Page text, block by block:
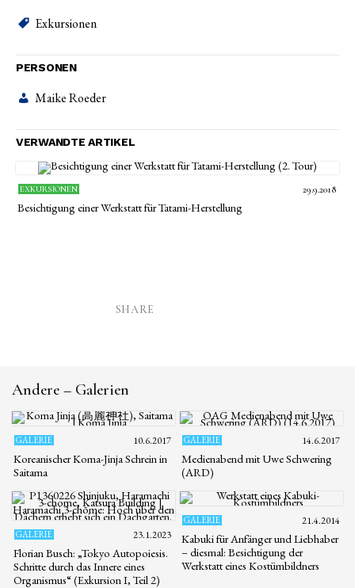
Exkursionen
PERSONEN
Maike Roeder
VERWANDTE ARTIKEL
EXKURSIONEN 29.9.2018
Besichtigung einer Werkstatt für Tatami-Herstellung
SHARE
Andere – Galerien
GALERIE 10.6.2017
Koreanischer Koma-Jinja Schrein in
Saitama
GALERIE 14.6.2017
Medienabend mit Uwe Schwering
(ARD)
GALERIE 23.1.2023
Florian Busch: „Tokyo Autopoiesis.
Schritte durch das Innere eines
Organismus“ (Exkursion I, Teil 2)
GALERIE 21.4.2014
Kabuki für Anfänger und Liebhaber
– diesmal: Besichtigung der
Werkstatt eines Kostümbildners